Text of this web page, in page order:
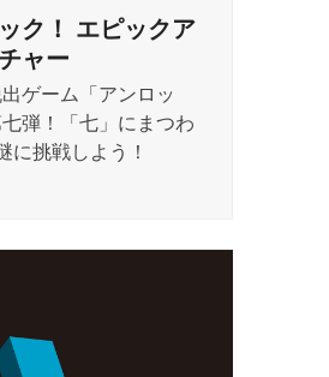
ク！ エピックア
ャー
ゲーム「アンロッ
弾！「七」にまつわ
に挑戦しよう！